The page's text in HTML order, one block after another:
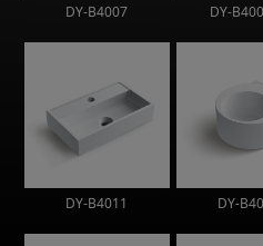
DY-B4007 DY-
DY-B4011 DY-